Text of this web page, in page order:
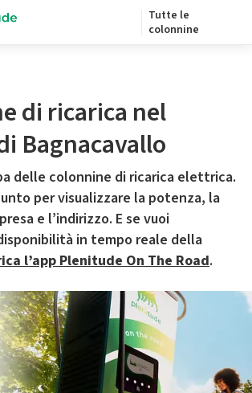
Tutte le
colonnine
di ricarica nel
Bagnacavallo
delle colonnine di ricarica elettrica.
per visualizzare la potenza, la
e l’indirizzo. E se vuoi
in tempo reale della
l’app Plenitude On The Road.